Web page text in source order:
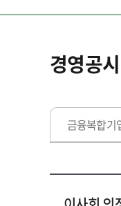
으
로
동
경영공
금융복합기